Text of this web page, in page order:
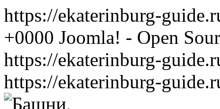
https://ekaterinburg-
+0000 Joomla! - Open
https://ekaterinburg-
https://ekaterinburg-